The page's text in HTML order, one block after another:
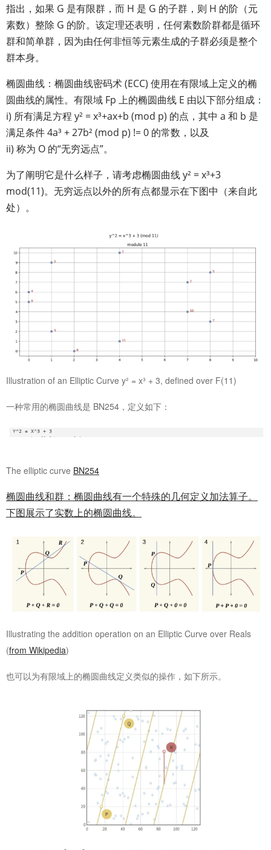
指出，如果 G 是有限群，而 H 是 G 的子群，则 H 的阶（元
素数）整除 G 的阶。该定理还表明，任何素数阶群都是循环
群和简单群，因为由任何非恒等元素生成的子群必须是整个
群本身。
椭圆曲线：椭圆曲线密码术 (ECC) 使用在有限域上定义的椭
圆曲线的属性。有限域 Fp 上的椭圆曲线 E 由以下部分组成：
i) 所有满足方程 y² = x³+ax+b (mod p) 的点，其中 a 和 b 是
满足条件 4a³ + 27b² (mod p) != 0 的常数，以及
ii) 称为 O 的“无穷远点”。
为了阐明它是什么样子，请考虑椭圆曲线 y² = x³+3
mod(11)。无穷远点以外的所有点都显示在下图中（来自此
处）。
Illustration of an Elliptic Curve y² = x³ + 3, defined over F(11)
一种常用的椭圆曲线是 BN254，定义如下：
The elliptic curve BN254
椭圆曲线和群：椭圆曲线有一个特殊的几何定义加法算子。
下图展示了实数上的椭圆曲线。
Illustrating the addition operation on an Elliptic Curve over Reals
(from Wikipedia)
也可以为有限域上的椭圆曲线定义类似的操作，如下所示。